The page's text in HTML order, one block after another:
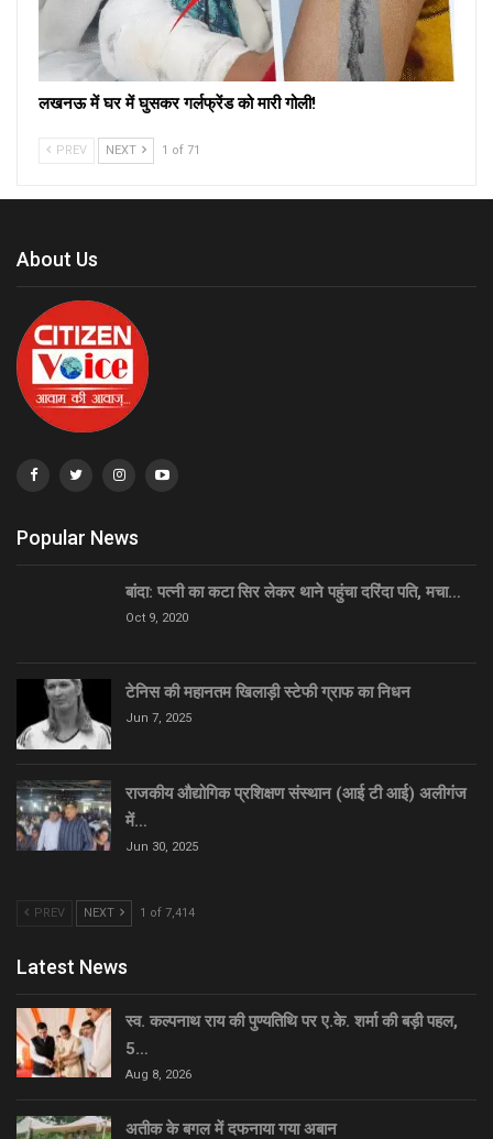
लखनऊ में घर में घुसकर गर्लफ्रेंड को मारी गोली!
PREV NEXT 1 of 71
About Us
Popular News
बांदा: पत्नी का कटा सिर लेकर थाने पहुंचा दरिंदा पति, मचा…
Oct 9, 2020
टेनिस की महानतम खिलाड़ी स्टेफी ग्राफ का निधन
Jun 7, 2025
राजकीय औद्योगिक प्रशिक्षण संस्थान (आई टी आई) अलीगंज
में…
Jun 30, 2025
PREV NEXT 1 of 7,414
Latest News
स्व. कल्पनाथ राय की पुण्यतिथि पर ए.के. शर्मा की बड़ी पहल,
5…
Aug 8, 2026
अतीक के बगल में दफनाया गया अबान